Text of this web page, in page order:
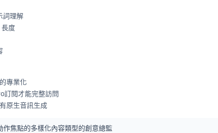
詞理解
度
專業化
訂閱才能完整訪問
原生音訊生成
焦點的多樣化內容類型的創意總監